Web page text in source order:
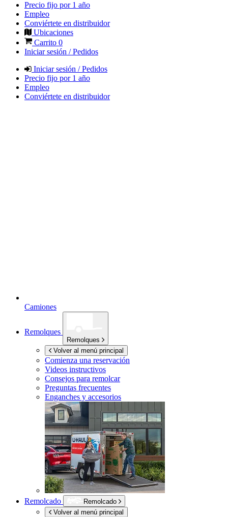
Precio fijo por 1 año
Empleo
Conviértete en distribuidor
Ubicaciones
Carrito 0
Iniciar sesión / Pedidos
Iniciar sesión / Pedidos
Precio fijo por 1 año
Empleo
Conviértete en distribuidor
Camiones
Remolques
Remolques
Volver al menú principal
Comienza una reservación
Videos instructivos
Consejos para remolcar
Preguntas frecuentes
Enganches y accesorios
Remolcado
Remolcado
Volver al menú principal